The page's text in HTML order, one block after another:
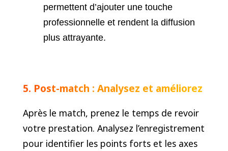
permettent d’ajouter une touche
professionnelle et rendent la diffusion
plus attrayante.
5. Post-match : Analysez et améliorez
Après le match, prenez le temps de revoir
votre prestation. Analysez l’enregistrement
pour identifier les points forts et les axes